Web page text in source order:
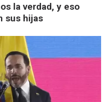
la verdad, y eso
sus hijas